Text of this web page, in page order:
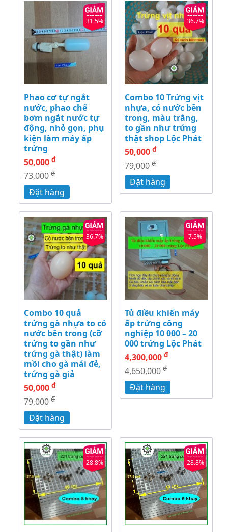
31.5%
Phao cơ tự ngắt
nước, phao chế
bơm ngắt nước tự
động, nhỏ gọn, phụ
kiện làm máy ấp
trứng
50,000 đ
73,000đ
Đặt hàng
36.7%
Combo 10 Trứng vịt
nhựa, có nước bên
trong, màu trắng,
to gần như trứng
thật shop Lộc Phát
50,000 đ
79,000đ
Đặt hàng
36.7%
Combo 10 quả
trứng gà nhựa to có
nước bên trong (cỡ
trứng to gần như
trứng gà thật) làm
mồi cho gà mái đẻ,
trứng gà giả
50,000 đ
79,000đ
Đặt hàng
7.5%
Tủ điều khiển máy
ấp trứng công
nghiệp 10 000 – 20
000 trứng Lộc Phát
4,300,000 đ
4,650,000đ
Đặt hàng
28.8% 28.8%